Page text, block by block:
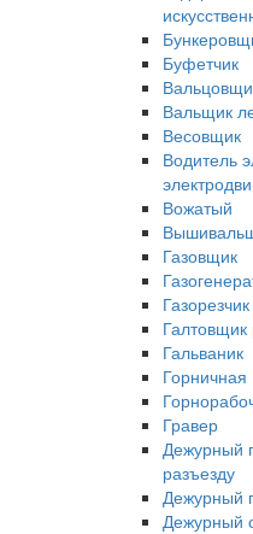
Буфетчик
Вальщик
Весовщик
Водитель
Вожатый
Газовщик
Газорезчик
Гальваник
Горничная
Гравер
Дежурный
разъезду
Дежурный
Дежурный